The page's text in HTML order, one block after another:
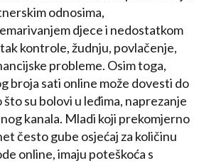
odnosima,
djece i nedostatkom
kontrole, žudnju, povlačenje,
probleme. Osim toga,
broja sati online može dovesti do
su bolovi u leđima, naprezanje
kanala. Mladi koji prekomjerno
često gube osjećaj za količinu
online, imaju poteškoća s